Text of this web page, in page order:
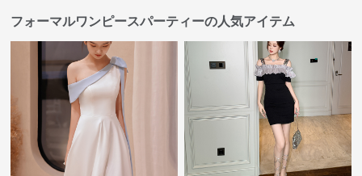
フォーマルワンピースパーティーの人気アイテム